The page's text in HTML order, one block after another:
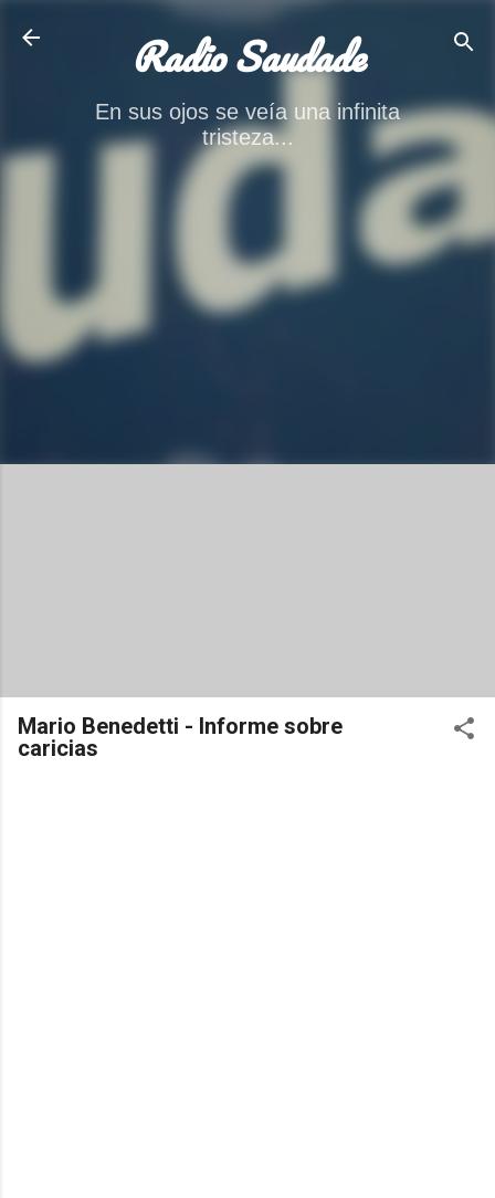
Radio Saudade
En sus ojos se veía una infinita
tristeza...
Mario Benedetti - Informe sobre
caricias